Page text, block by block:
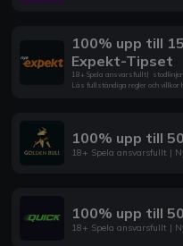
100% upp till
Expekt-Tipset
18+ Spela ansvarsfullt|
Läs fullständiga regler och villkor
100% upp till
18+ Spela ansvarsfullt |
100% upp till
18+ Spela ansvarsfullt |